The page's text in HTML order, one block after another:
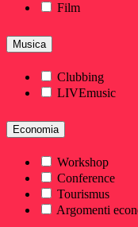
Film
Musica
Clubbing
LIVEmusic
Economia
Workshop
Conference
Tourismus
Argomenti